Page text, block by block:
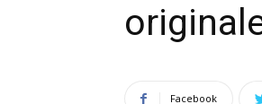
Facebook